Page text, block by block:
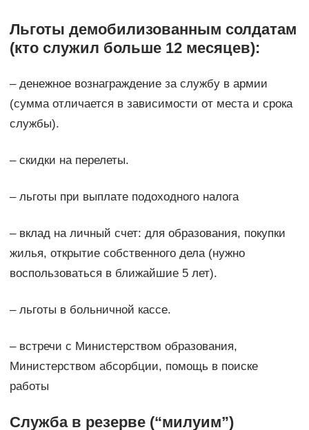
Льготы демобилизованным солдатам
(кто служил больше 12 месяцев):
– денежное вознаграждение за службу в армии
(сумма отличается в зависимости от места и срока
службы).
– скидки на перелеты.
– льготы при выплате подоходного налога
– вклад на личный счет: для образования, покупки
жилья, открытие собственного дела (нужно
воспользоваться в ближайшие 5 лет).
– льготы в больничной кассе.
– встречи с Министерством образования,
Министерством абсорбции, помощь в поиске
работы
Служба в резерве (“милуим”)